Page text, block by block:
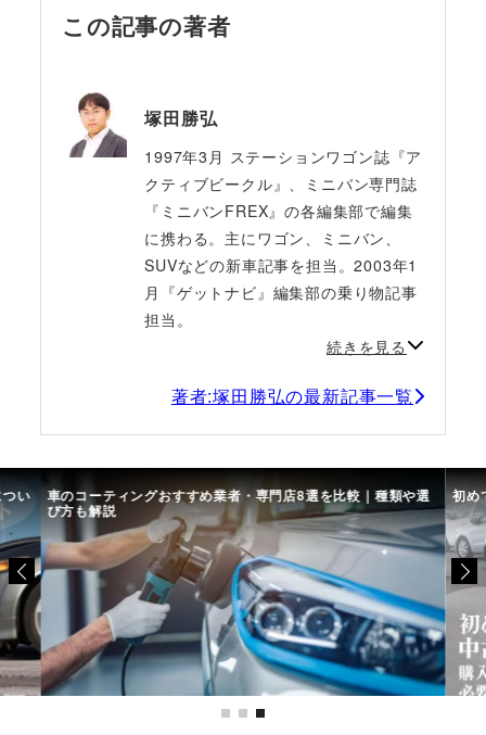
この記事の著者
塚田勝弘
1997年3月 ステーションワゴン誌『ア
クティブビークル』、ミニバン専門誌
『ミニバンFREX』の各編集部で編集
に携わる。主にワゴン、ミニバン、
SUVなどの新車記事を担当。2003年1
月『ゲットナビ』編集部の乗り物記事
担当。
続きを見る
著者:塚田勝弘の最新記事一覧
い 車のコーティングおすすめ業者・専門店8選を比較｜種類や選
び方も解説
初め